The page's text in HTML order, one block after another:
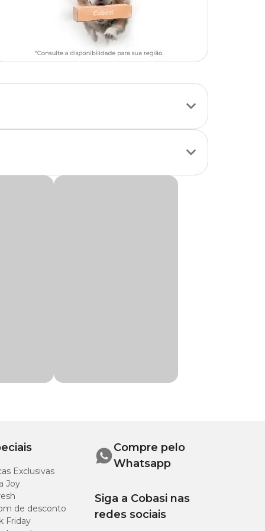
Exclusivas
Joy
de desconto
Friday
Compre pelo
Whatsapp
Siga a Cobasi nas
redes sociais